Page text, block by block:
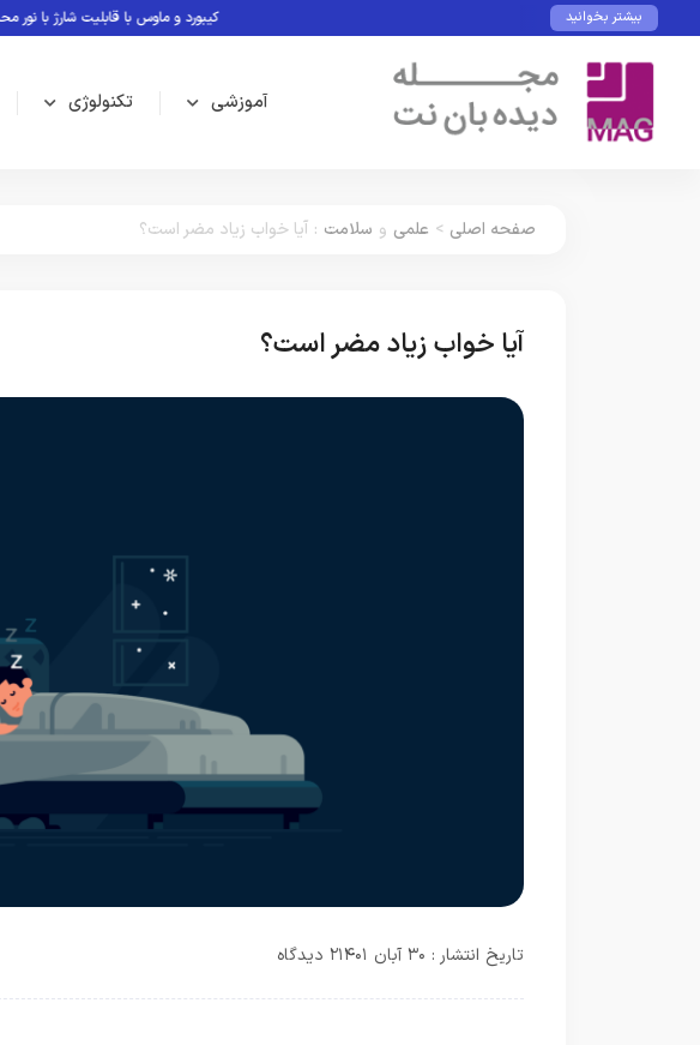
بیشتر بخوانید کیبورد و ماوس با قابلیت شارژ با نور محیط
آموزشی تکنولوژی
صفحه اصلی > علمی و سلامت : آیا خواب زیاد مضر است؟
آیا خواب زیاد مضر است؟
تاریخ انتشار : ۳۰ آبان ۱۴۰۱ ۲ دیدگاه